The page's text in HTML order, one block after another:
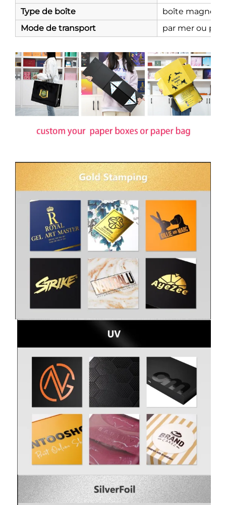
Type de boîte
boîte
Mode de transport
par mer ou par